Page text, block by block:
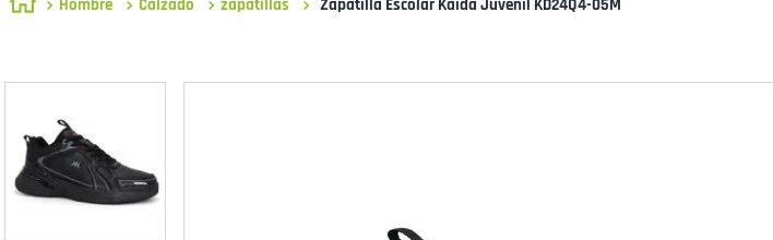
Hombre Calzado zapatillas Zapatilla Escolar Kaida Juvenil KD24Q4-05M